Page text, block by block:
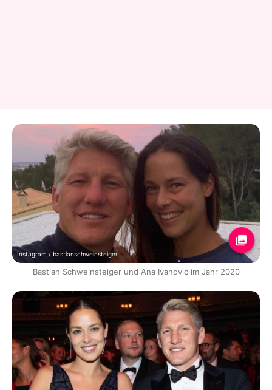
Instagram / bastianschweinsteiger
Bastian Schweinsteiger und Ana Ivanovic im Jahr 2020